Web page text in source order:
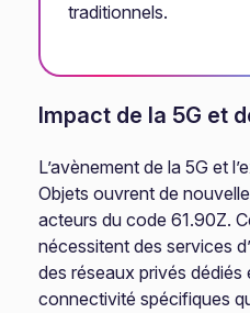
traditionnels.
Impact de la 5G et
L’avènement de la 5G et
Objets ouvrent de
acteurs du code 61.90Z.
nécessitent des services
des réseaux privés dédiés
connectivité spécifiques